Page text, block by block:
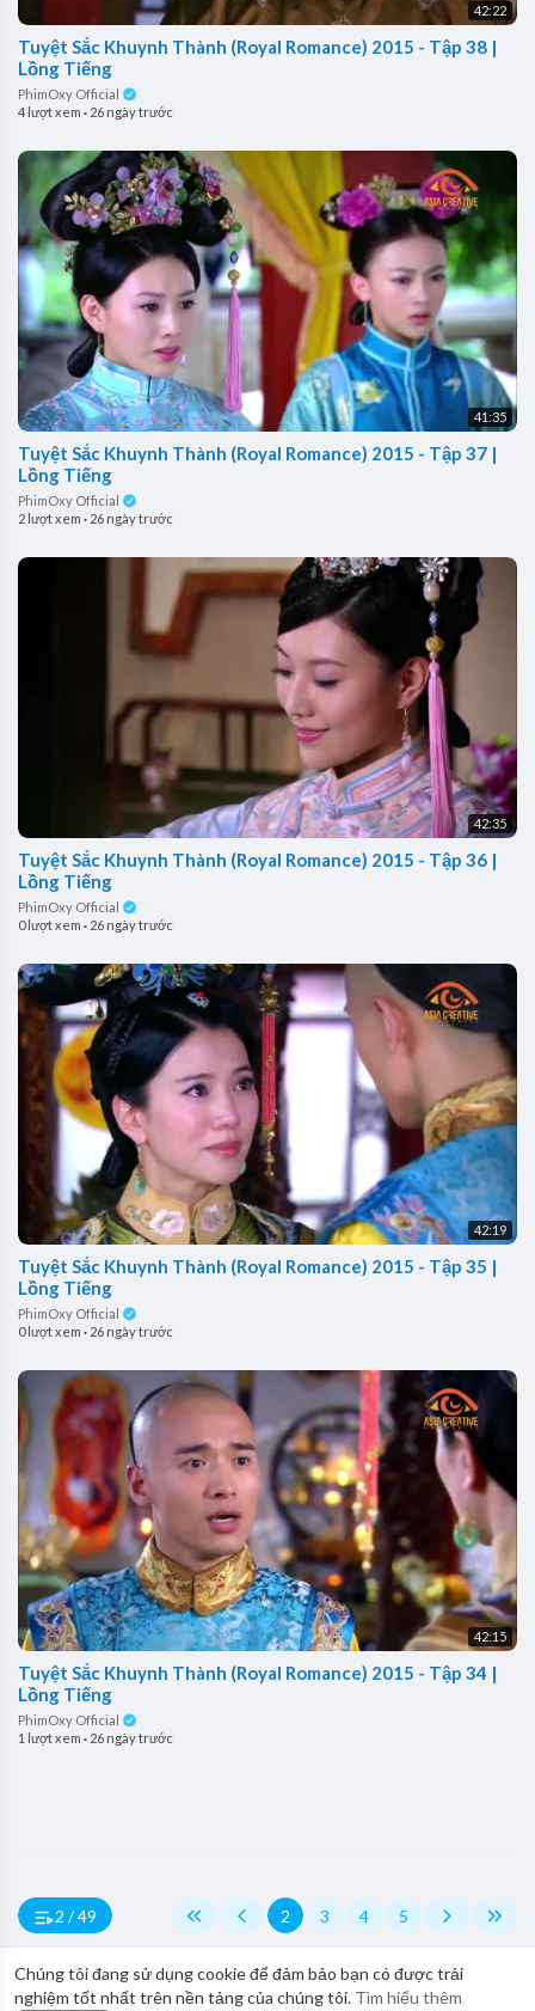
Chúng tôi đang sử dụng cookie để đảm bảo bạn có được trải
nghiệm tốt nhất trên nền tảng của chúng tôi. Tìm hiểu thêm
42:22
Tuyệt Sắc Khuynh Thành (Royal Romance) 2015 - Tập 38 |
Lồng Tiếng
PhimOxy Official
4 lượt xem · 26 ngày trước
41:35
Tuyệt Sắc Khuynh Thành (Royal Romance) 2015 - Tập 37 |
Lồng Tiếng
PhimOxy Official
2 lượt xem · 26 ngày trước
42:35
Tuyệt Sắc Khuynh Thành (Royal Romance) 2015 - Tập 36 |
Lồng Tiếng
PhimOxy Official
0 lượt xem · 26 ngày trước
42:19
Tuyệt Sắc Khuynh Thành (Royal Romance) 2015 - Tập 35 |
Lồng Tiếng
PhimOxy Official
0 lượt xem · 26 ngày trước
42:15
Tuyệt Sắc Khuynh Thành (Royal Romance) 2015 - Tập 34 |
Lồng Tiếng
PhimOxy Official
1 lượt xem · 26 ngày trước
2 / 49 2 3 4 5